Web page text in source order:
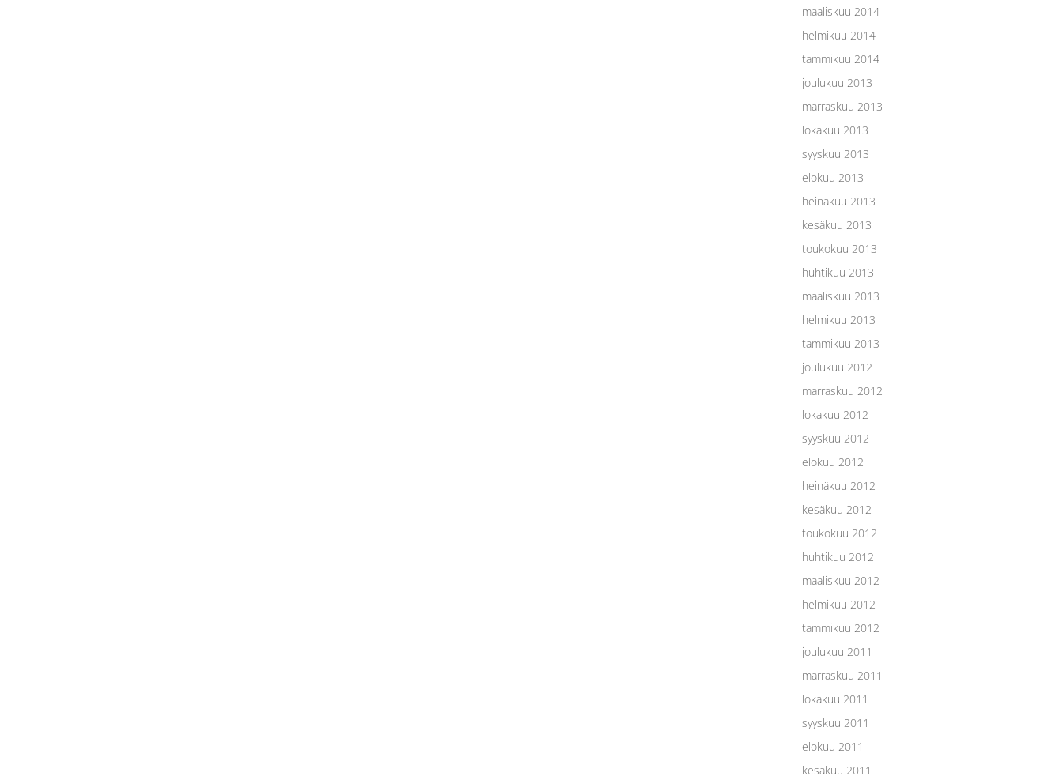
maaliskuu 2014
helmikuu 2014
tammikuu 2014
joulukuu 2013
marraskuu 2013
lokakuu 2013
syyskuu 2013
elokuu 2013
heinäkuu 2013
kesäkuu 2013
toukokuu 2013
huhtikuu 2013
maaliskuu 2013
helmikuu 2013
tammikuu 2013
joulukuu 2012
marraskuu 2012
lokakuu 2012
syyskuu 2012
elokuu 2012
heinäkuu 2012
kesäkuu 2012
toukokuu 2012
huhtikuu 2012
maaliskuu 2012
helmikuu 2012
tammikuu 2012
joulukuu 2011
marraskuu 2011
lokakuu 2011
syyskuu 2011
elokuu 2011
kesäkuu 2011